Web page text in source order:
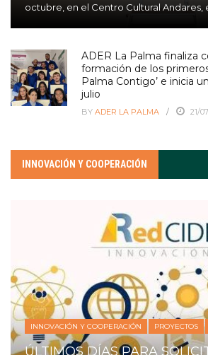
octubre, en el Centro Cultural Andares,
ADER La Palma finaliza
formación de los
Palma Contigo’ e inicia
julio
BY ADER LA PALMA 21/
INNOVACIÓN Y COOPERACIÓN
INNOVACIÓN Y COOPERACIÓN PROYECTOS
ÚLTIMOS DÍAS PARA